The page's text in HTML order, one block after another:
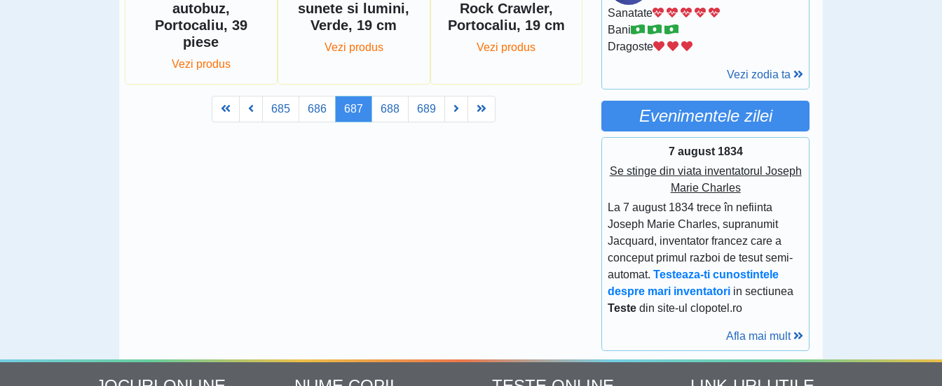
autobuz,
Portocaliu, 39
piese
Vezi produs
sunete si lumini,
Verde, 19 cm
Vezi produs
Rock Crawler,
Portocaliu, 19 cm
Vezi produs
FirstPrev685 686 687 688 689 Next
Sanatate
Bani
Dragoste
Vezi zodia ta
Evenimentele zilei
7 august 1834
Se stinge din viata inventatorul Joseph
Marie Charles
La 7 august 1834 trece în nefiinta
Joseph Marie Charles, supranumit
Jacquard, inventator francez care a
conceput primul razboi de tesut semi-
automat.Testeaza-ti cunostintele
despre mari inventatori in sectiunea
Teste din site-ul clopotel.ro
Afla mai mult